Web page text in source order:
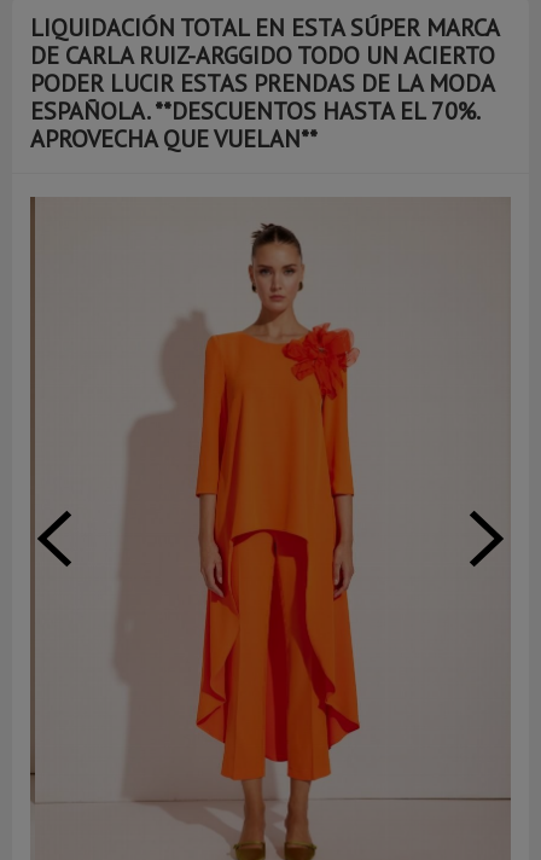
LIQUIDACIÓN TOTAL EN ESTA SÚPER MARCA
DE CARLA RUIZ-ARGGIDO TODO UN ACIERTO
PODER LUCIR ESTAS PRENDAS DE LA MODA
ESPAÑOLA. **DESCUENTOS HASTA EL 70%.
APROVECHA QUE VUELAN**